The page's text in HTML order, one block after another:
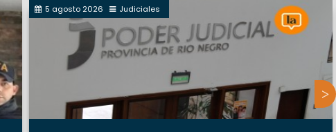
5 agosto 2026 Judiciales